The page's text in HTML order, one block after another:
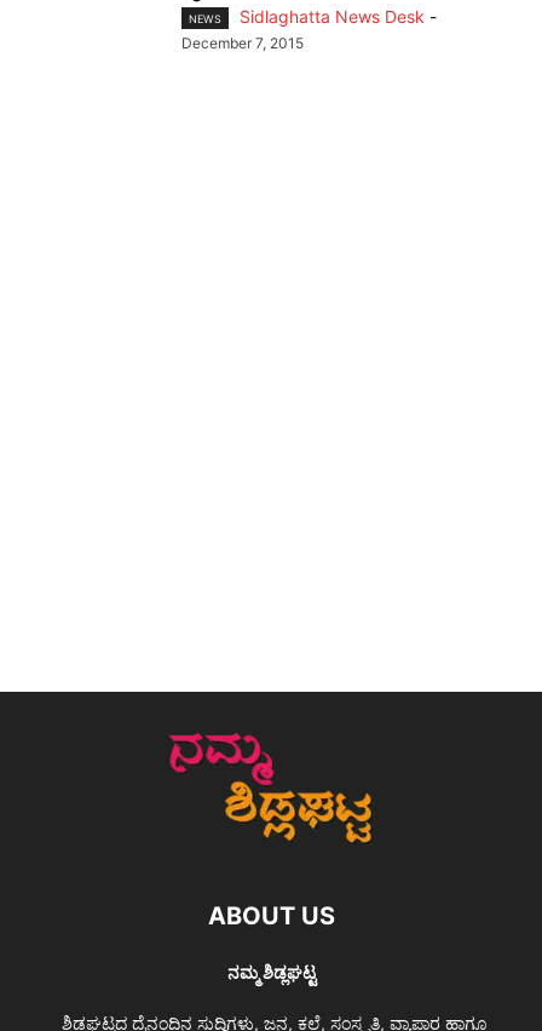
NEWS Sidlaghatta News Desk -
December 7, 2015
ABOUT US
ನಮ್ಮ ಶಿಡ್ಲಘಟ್ಟ
ಶಿಡ್ಲಘಟ್ಟದ ದೈನಂದಿನ ಸುದ್ದಿಗಳು, ಜನ, ಕಲೆ, ಸಂಸ್ಕೃತಿ, ವ್ಯಾಪಾರ ಹಾಗೂ